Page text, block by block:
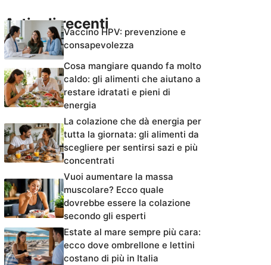
Articoli recentiVaccino HPV: prevenzione e
consapevolezza
Cosa mangiare quando fa molto
caldo: gli alimenti che aiutano a
restare idratati e pieni di
energia
La colazione che dà energia per
tutta la giornata: gli alimenti da
scegliere per sentirsi sazi e più
concentrati
Vuoi aumentare la massa
muscolare? Ecco quale
dovrebbe essere la colazione
secondo gli esperti
Estate al mare sempre più cara:
ecco dove ombrellone e lettini
costano di più in Italia